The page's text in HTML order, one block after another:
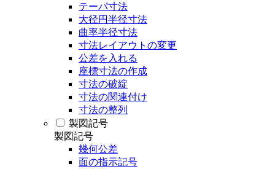
テーパ寸法
大径円半径寸法
曲率半径寸法
寸法レイアウトの変更
公差を入れる
座標寸法の作成
寸法の破綻
寸法の関連付け
寸法の整列
製図記号
製図記号
幾何公差
面の指示記号